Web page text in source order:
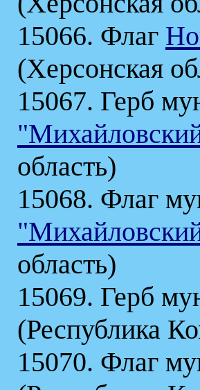
15066. Флаг
(Херсонская
15067. Герб
область)
15068. Флаг
область)
15069. Герб
(Республика
15070. Флаг